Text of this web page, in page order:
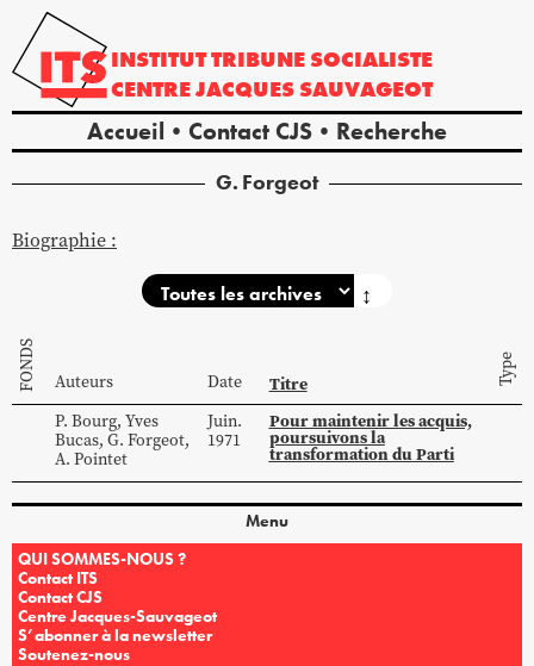
INSTITUTTRIBUNE SOCIALISTE
CENTREJACQUES SAUVAGEOT
Accueil Contact CJS Recherche
G. Forgeot
Biographie :
↕
FONDS Auteurs Date Titre Type
P. Bourg, Yves
Bucas, G. Forgeot,
A. Pointet
Juin.
1971
Pour maintenir les acquis,
poursuivons la
transformation du Parti
Menu
QUI SOMMES-NOUS ?
Contact ITS
Contact CJS
Centre Jacques-Sauvageot
S’abonner à la newsletter
Soutenez-nous